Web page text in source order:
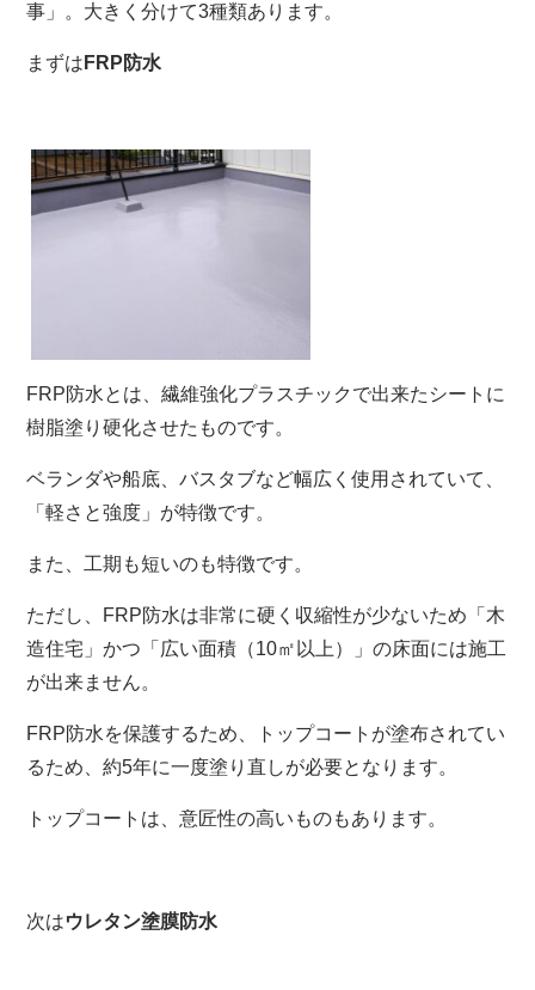
事」。大きく分けて3種類あります。
まずは FRP防水
FRP防水とは、繊維強化プラスチックで出来たシートに
樹脂塗り硬化させたものです。
ベランダや船底、バスタブなど幅広く使用されていて、
「軽さと強度」が特徴です。
また、工期も短いのも特徴です。
ただし、FRP防水は非常に硬く収縮性が少ないため「木
造住宅」かつ「広い面積（10㎡以上）」の床面には施工
が出来ません。
FRP防水を保護するため、トップコートが塗布されてい
るため、約5年に一度塗り直しが必要となります。
トップコートは、意匠性の高いものもあります。
次はウレタン塗膜防水